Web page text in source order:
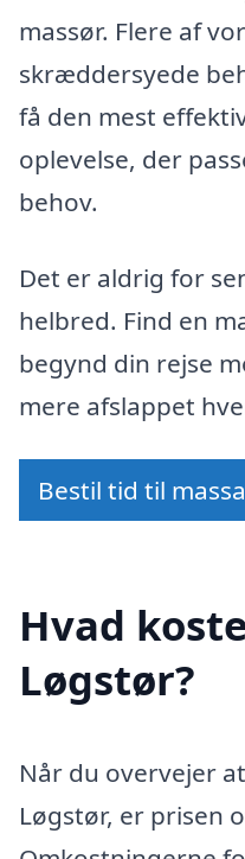
massør. Flere af
skræddersyede
få den mest
oplevelse, der
behov.
Det er aldrig for
helbred. Find en
begynd din rejse
mere afslappet
Bestil tid til
Hvad
Løgstør?
Når du overvejer
Løgstør, er prisen